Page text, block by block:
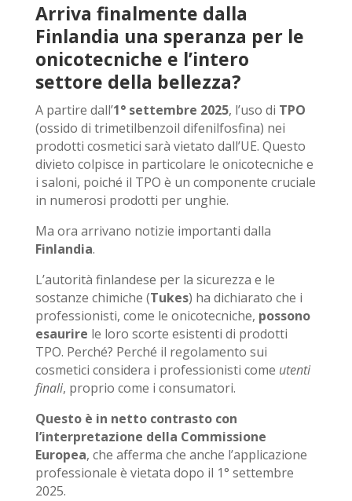
Arriva finalmente dalla
Finlandia una speranza per le
onicotecniche e l’intero
settore della bellezza?
A partire dall’1° settembre 2025, l’uso di TPO
(ossido di trimetilbenzoil difenilfosfina) nei
prodotti cosmetici sarà vietato dall’UE. Questo
divieto colpisce in particolare le onicotecniche e
i saloni, poiché il TPO è un componente cruciale
in numerosi prodotti per unghie.
Ma ora arrivano notizie importanti dalla
Finlandia.
L’autorità finlandese per la sicurezza e le
sostanze chimiche (Tukes) ha dichiarato che i
professionisti, come le onicotecniche, possono
esaurire le loro scorte esistenti di prodotti
TPO. Perché? Perché il regolamento sui
cosmetici considera i professionisti come utenti
finali, proprio come i consumatori.
Questo è in netto contrasto con
l’interpretazione della Commissione
Europea, che afferma che anche l’applicazione
professionale è vietata dopo il 1° settembre
2025.